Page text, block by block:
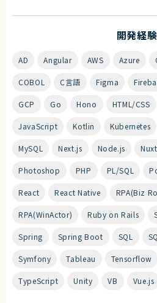
開発経験
AD Angular AWS Azure
COBOL C言語 Figma
GCP Go Hono HTML/CSS
JavaScript Kotlin Kubernetes
MySQL Next.js Node.js
Photoshop PHP PL/SQL
React React Native RPA(Biz
RPA(WinActor) Ruby on Rails
Spring Spring Boot SQL
Symfony Tableau Tensorflow
TypeScript Unity VB Vue.js